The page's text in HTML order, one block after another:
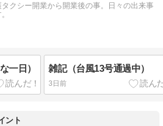
クシー開業から開業後の事。日々の出来事
一日） 雑記（台風13号通過中）
3日前
ント